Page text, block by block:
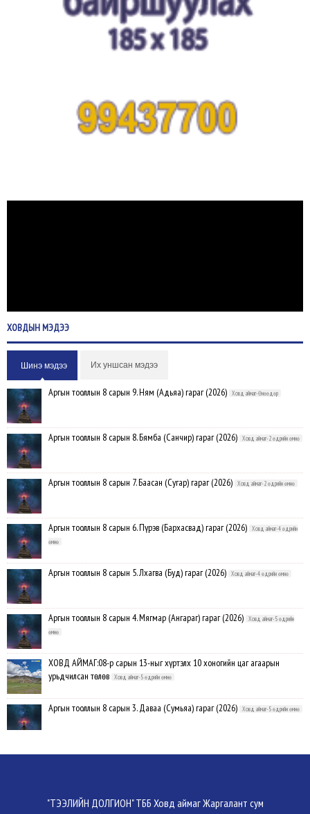
ХОВДЫНМЭДЭЭ
Шинэ мэдээ Их уншсан мэдээ
Аргын тооллын 8 сарын 9. Ням (Адьяа) гараг (2026) Ховд аймаг-Өнөөдөр
Аргын тооллын 8 сарын 8. Бямба (Санчир) гараг (2026) Ховд аймаг-2 өдрийн өмнө
Аргын тооллын 8 сарын 7. Баасан (Сугар) гараг (2026) Ховд аймаг-2 өдрийн өмнө
Аргын тооллын 8 сарын 6. Пүрэв (Бархасвад) гараг (2026)
Ховд аймаг-4 өдрийн
өмнө
Аргын тооллын 8 сарын 5. Лхагва (Буд) гараг (2026) Ховд аймаг-4 өдрийн өмнө
Аргын тооллын 8 сарын 4. Мягмар (Ангараг) гараг (2026)
Ховд аймаг-5 өдрийн
өмнө
ХОВД АЙМАГ:08-р сарын 13-ныг хүртэлх 10 хоногийн цаг агаарын
урьдчилсан төлөв
Ховд аймаг-5 өдрийн өмнө
Аргын тооллын 8 сарын 3. Даваа (Сумьяа) гараг (2026) Ховд аймаг-5 өдрийн өмнө
Хүндэтгэлийн барилдаанд 64 бөх оролцлоо Ховд аймаг-8/3/2026
Улсын цол, чимэг хүртсэн бөхчүүд, харваачдад хүндэтгэл үзүүлэв
"ТЭЭЛИЙН ДОЛГИОН" ТББ Ховд аймаг Жаргалант сум